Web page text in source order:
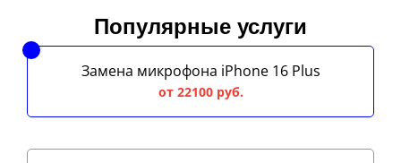
Популярные услуги
Замена микрофона iPhone 16 Plus
от 22100 руб.